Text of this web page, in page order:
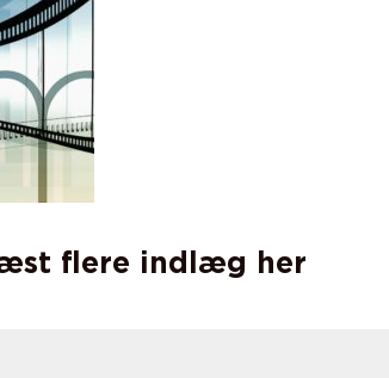
flere indlæg her